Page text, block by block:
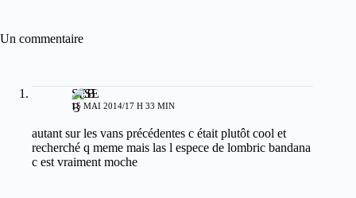
Un commentaire
SEB
15 MAI 2014/17 H 33 MIN
autant sur les vans précédentes c était plutôt cool et
recherché q meme mais las l espece de lombric bandana
c est vraiment moche